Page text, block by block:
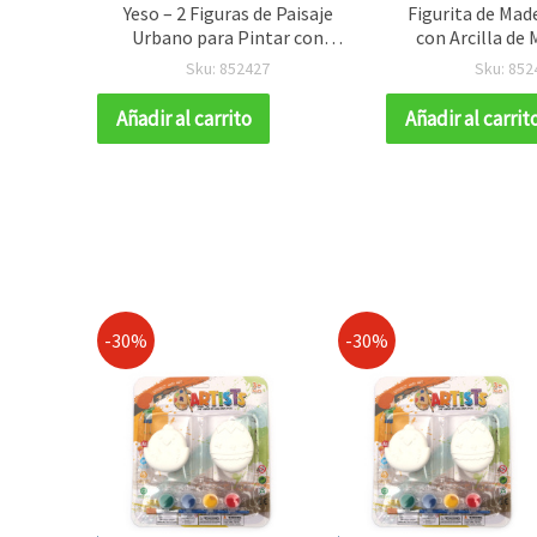
Yeso – 2 Figuras de Paisaje
Urbano para Pintar con
Pinturas y Pincel –
para Niños y Adultos
Sku: 852427
Añadir al carrito
Figurita de
con Arcilla de
Secado al Aire
Creativas y
Sku:
Añadir al
-30% -30%